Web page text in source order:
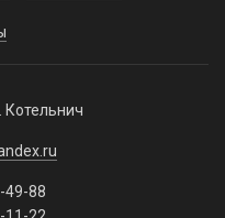
Котельнич
49-88